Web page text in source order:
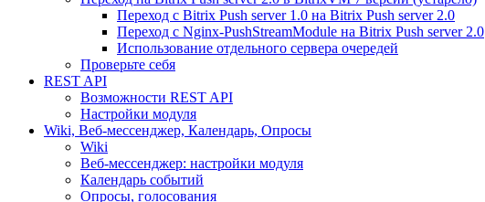
Переход с Bitrix Push server 1.0 на Bitrix Push server 2.0
Переход с Nginx-PushStreamModule на Bitrix Push server 2.0
Использование отдельного сервера очередей
Проверьте себя
REST API
Возможности REST API
Настройки модуля
Wiki, Веб-мессенджер, Календарь, Опросы
Wiki
Веб-мессенджер: настройки модуля
Календарь событий
Опросы, голосования